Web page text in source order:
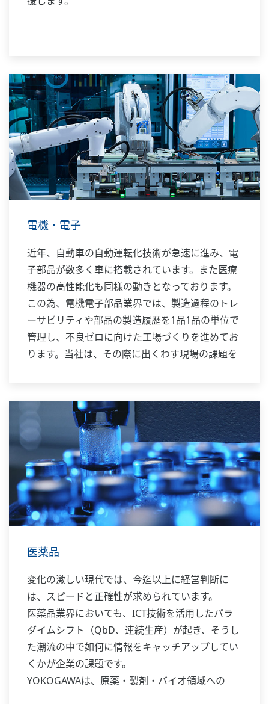
電機・電子
近年、自動車の自動運転化技術が急速に進み、電
子部品が数多く車に搭載されています。また医療
機器の高性能化も同様の動きとなっております。
この為、電機電子部品業界では、製造過程のトレ
ーサビリティや部品の製造履歴を1品1品の単位で
管理し、不良ゼロに向けた工場づくりを進めてお
ります。当社は、その際に出くわす現場の課題を
します。
医薬品
変化の激しい現代では、今迄以上に経営判断に
は、スピードと正確性が求められています。
医薬品業界においても、ICT技術を活用したパラ
ダイムシフト（QbD、連続生産）が起き、そうし
た潮流の中で如何に情報をキャッチアップしてい
くかが企業の課題です。
YOKOGAWAは、原薬・製剤・バイオ領域への